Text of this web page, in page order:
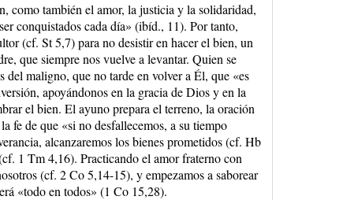
como también el amor, la justicia y la solidaridad,
conquistados cada día» (ibíd., 11). Por tanto,
(cf. St 5,7) para no desistir en hacer el bien, un
que siempre nos vuelve a levantar. Quien se
del maligno, que no tarde en volver a Él, que «es
apoyándonos en la gracia de Dios y en la
el bien. El ayuno prepara el terreno, la oración
fe de que «si no desfallecemos, a su tiempo
alcanzaremos los bienes prometidos (cf. Hb
1 Tm 4,16). Practicando el amor fraterno con
(cf. 2 Co 5,14-15), y empezamos a saborear
«todo en todos» (1 Co 15,28).